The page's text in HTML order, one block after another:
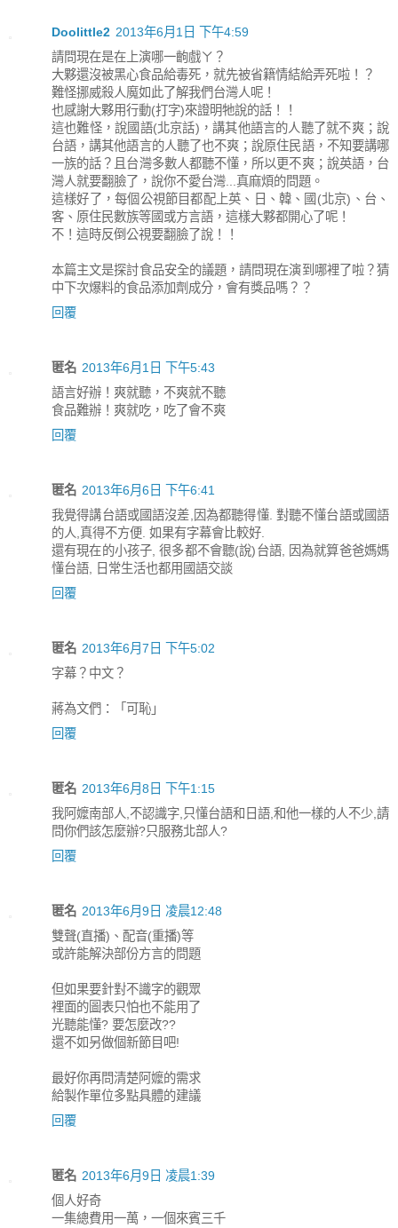
Doolittle2 2013年6月1日 下午4:59
請問現在是在上演哪一齣戲ㄚ？
大夥還沒被黑心食品給毒死，就先被省籍情結給弄死啦！？
難怪挪威殺人魔如此了解我們台灣人呢！
也感謝大夥用行動(打字)來證明牠說的話！！
這也難怪，說國語(北京話)，講其他語言的人聽了就不爽；說
台語，講其他語言的人聽了也不爽；說原住民語，不知要講哪
一族的話？且台灣多數人都聽不懂，所以更不爽；說英語，台
灣人就要翻臉了，說你不愛台灣...真麻煩的問題。
這樣好了，每個公視節目都配上英、日、韓、國(北京)、台、
客、原住民數族等國或方言語，這樣大夥都開心了呢！
不！這時反倒公視要翻臉了說！！
本篇主文是探討食品安全的議題，請問現在演到哪裡了啦？猜
中下次爆料的食品添加劑成分，會有獎品嗎？？
回覆
匿名 2013年6月1日 下午5:43
語言好辦！爽就聽，不爽就不聽
食品難辦！爽就吃，吃了會不爽
回覆
匿名 2013年6月6日 下午6:41
我覺得講台語或國語沒差,因為都聽得懂. 對聽不懂台語或國語
的人,真得不方便. 如果有字幕會比較好.
還有現在的小孩子, 很多都不會聽(說)台語, 因為就算爸爸媽媽
懂台語, 日常生活也都用國語交談
回覆
匿名 2013年6月7日 下午5:02
字幕？中文？
蔣為文們：「可恥」
回覆
匿名 2013年6月8日 下午1:15
我阿嬤南部人,不認識字,只懂台語和日語,和他一樣的人不少,請
問你們該怎麼辦?只服務北部人?
回覆
匿名 2013年6月9日 凌晨12:48
雙聲(直播)、配音(重播)等
或許能解決部份方言的問題
但如果要針對不識字的觀眾
裡面的圖表只怕也不能用了
光聽能懂? 要怎麼改??
還不如另做個新節目吧!
最好你再問清楚阿嬤的需求
給製作單位多點具體的建議
回覆
匿名 2013年6月9日 凌晨1:39
個人好奇
一集總費用一萬，一個來賓三千